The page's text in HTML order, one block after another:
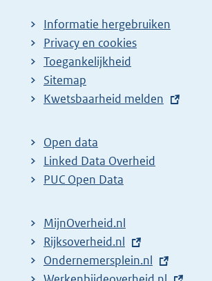
Informatie hergebruiken
Privacy en cookies
Toegankelijkheid
Sitemap
E
t
e
r
l
i
n
Kwetsbaarheid melden
Open data
Linked Data Overheid
PUC Open Data
MijnOverheid.nl
E
x
Rijksoverheid.nl
E
Ondernemersplein.nl